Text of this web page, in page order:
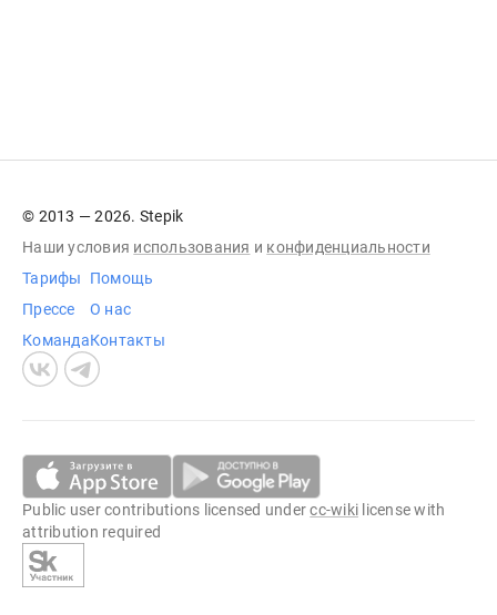
© 2013 — 2026. Stepik
Наши условия использования и конфиденциальности
Тарифы
Прессе
Команда
Помощь
О нас
Контакты
Public user contributions licensed undercc-wiki license with
attribution required